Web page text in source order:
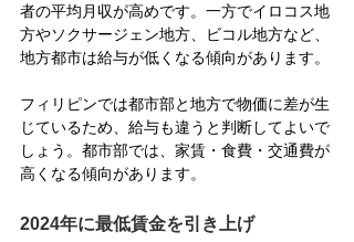
者の平均月収が高めです。一方でイロコス地
方やソクサージェン地方、ビコル地方など、
地方都市は給与が低くなる傾向があります。
フィリピンでは都市部と地方で物価に差が生
じているため、給与も違うと判断してよいで
しょう。都市部では、家賃・食費・交通費が
高くなる傾向があります。
2024年に最低賃金を引き上げ